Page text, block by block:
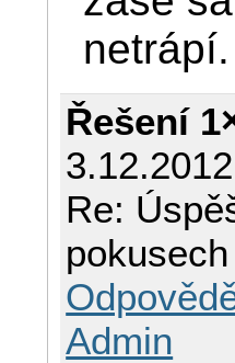
netrápí.
Řešení
Re:
pokusech
Admin